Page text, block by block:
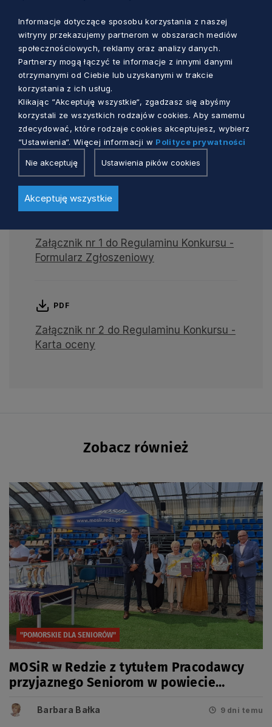
Województwa Pomorskiego z dnia 18
marca 2025 w sprawie ogłoszenia
Konkursu o nagrodę Marszałka
Województwa Pomorskiego "Pomorskie
dla Seniorów"
PDF
Regulamin Konkursu
Załącznik nr 1 do Regulaminu Konkursu -
Formularz Zgłoszeniowy
PDF
Załącznik nr 2 do Regulaminu Konkursu -
Karta oceny
Zobacz również
"POMORSKIE DLA SENIORÓW"
MOSiR w Redzie z tytułem Pracodawcy
przyjaznego Seniorom w powiecie
Barbara Bałka 9 dni temu
Informacje dotyczące sposobu korzystania z naszej
witryny przekazujemy partnerom w obszarach mediów
społecznościowych, reklamy oraz analizy danych.
Partnerzy mogą łączyć te informacje z innymi danymi
otrzymanymi od Ciebie lub uzyskanymi w trakcie
korzystania z ich usług.
Klikając “Akceptuję wszystkie“, zgadzasz się abyśmy
korzystali ze wszystkich rodzajów cookies. Aby samemu
zdecydować, które rodzaje cookies akceptujesz, wybierz
“Ustawienia“. Więcej informacji w Polityce prywatności
Nie akceptuję Ustawienia pików cookies
Akceptuję wszystkie